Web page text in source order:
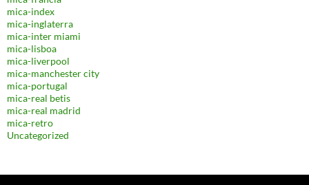
mica-index
mica-inglaterra
mica-inter miami
mica-lisboa
mica-liverpool
mica-manchester city
mica-portugal
mica-real betis
mica-real madrid
mica-retro
Uncategorized